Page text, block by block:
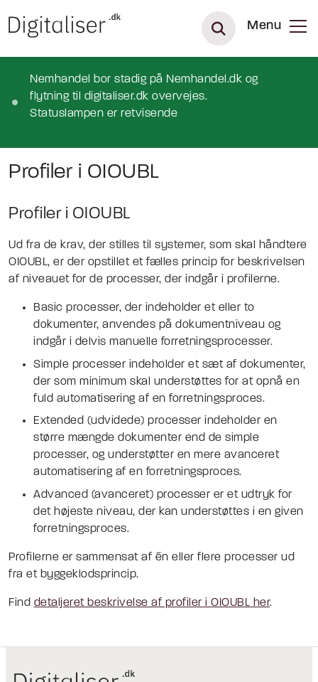
Menu
Nemhandel bor stadig på Nemhandel.dk og
flytning til digitaliser.dk overvejes.
Statuslampen er retvisende
Profiler i OIOUBL
Profiler i OIOUBL
Ud fra de krav, der stilles til systemer, som skal håndtere
OIOUBL, er der opstillet et fælles princip for beskrivelsen
af niveauet for de processer, der indgår i profilerne.
Basic processer, der indeholder et eller to
dokumenter, anvendes på dokumentniveau og
indgår i delvis manuelle forretningsprocesser.
Simple processer indeholder et sæt af dokumenter,
der som minimum skal understøttes for at opnå en
fuld automatisering af en forretningsproces.
Extended (udvidede) processer indeholder en
større mængde dokumenter end de simple
processer, og understøtter en mere avanceret
automatisering af en forretningsproces.
Advanced (avanceret) processer er et udtryk for
det højeste niveau, der kan understøttes i en given
forretningsproces.
Profilerne er sammensat af én eller flere processer ud
fra et byggeklodsprincip.
Find detaljeret beskrivelse af profiler i OIOUBL her.